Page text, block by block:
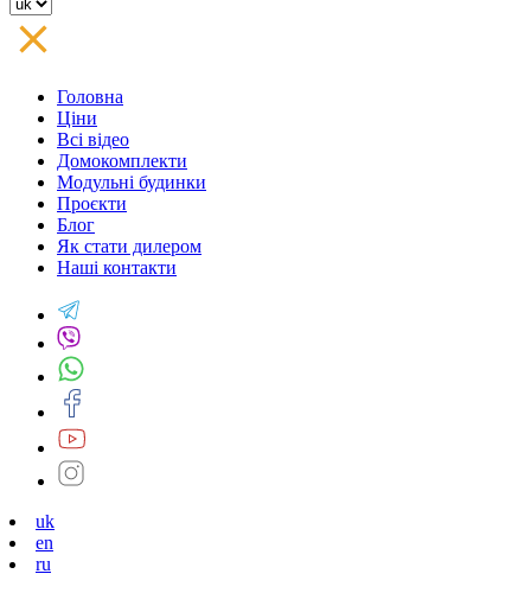
Головна
Ціни
Всі відео
Домокомплекти
Модульні будинки
Проєкти
Блог
Як стати дилером
Наші контакти
uk
en
ru